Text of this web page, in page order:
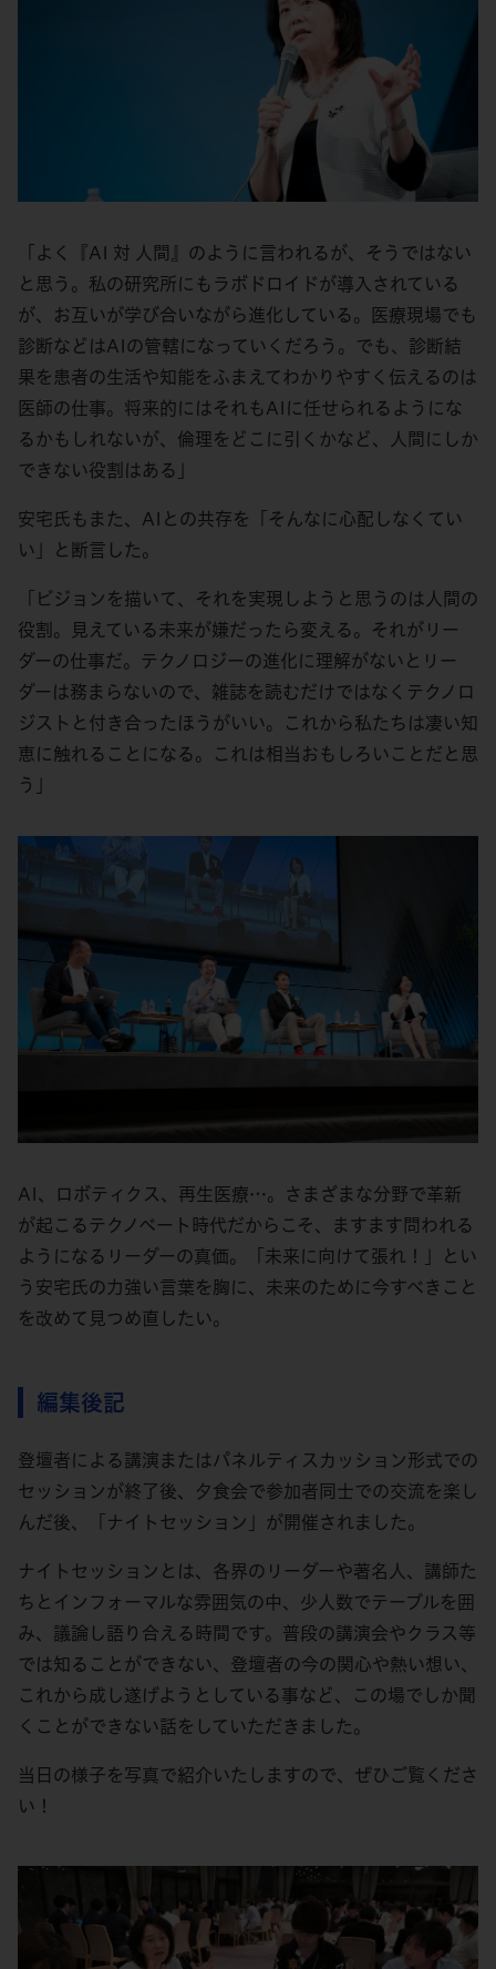
「よく『AI 対 人間』のように言われるが、そうではない
と思う。私の研究所にもラボドロイドが導入されている
が、お互いが学び合いながら進化している。医療現場でも
診断などはAIの管轄になっていくだろう。でも、診断結
果を患者の生活や知能をふまえてわかりやすく伝えるのは
医師の仕事。将来的にはそれもAIに任せられるようにな
るかもしれないが、倫理をどこに引くかなど、人間にしか
できない役割はある」
安宅氏もまた、AIとの共存を「そんなに心配しなくてい
い」と断言した。
「ビジョンを描いて、それを実現しようと思うのは人間の
役割。見えている未来が嫌だったら変える。それがリー
ダーの仕事だ。テクノロジーの進化に理解がないとリー
ダーは務まらないので、雑誌を読むだけではなくテクノロ
ジストと付き合ったほうがいい。これから私たちは凄い知
恵に触れることになる。これは相当おもしろいことだと思
う」
AI、ロボティクス、再生医療…。さまざまな分野で革新
が起こるテクノベート時代だからこそ、ますます問われる
ようになるリーダーの真価。「未来に向けて張れ！」とい
う安宅氏の力強い言葉を胸に、未来のために今すべきこと
を改めて見つめ直したい。
編集後記
登壇者による講演またはパネルティスカッション形式での
セッションが終了後、夕食会で参加者同士での交流を楽し
んだ後、「ナイトセッション」が開催されました。
ナイトセッションとは、各界のリーダーや著名人、講師た
ちとインフォーマルな雰囲気の中、少人数でテーブルを囲
み、議論し語り合える時間です。普段の講演会やクラス等
では知ることができない、登壇者の今の関心や熱い想い、
これから成し遂げようとしている事など、この場でしか聞
くことができない話をしていただきました。
当日の様子を写真で紹介いたしますので、ぜひご覧くださ
い！